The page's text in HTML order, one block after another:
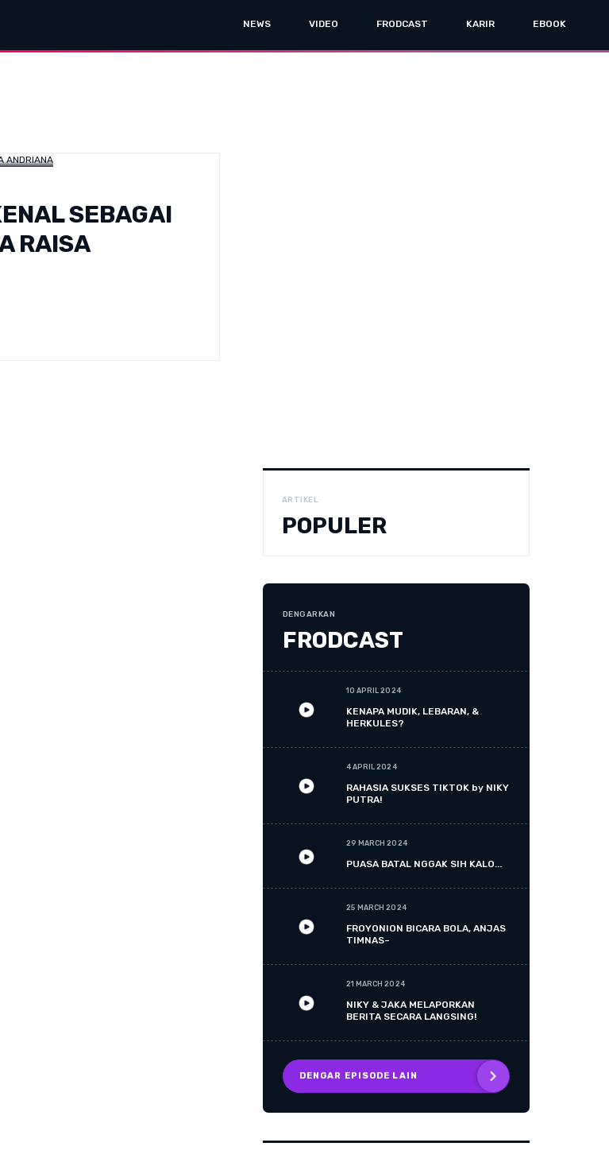
NEWS VIDEO FRODCAST KARIR EBOOK
SEBAGAI
RAISA
ARTIKEL
POPULER
DENGARKAN
FRODCAST
10 APRIL 2024
KENAPA MUDIK, LEBARAN, &
HERKULES?
4 APRIL 2024
RAHASIA SUKSES TIKTOK by NIKY
PUTRA!
29 MARCH 2024
PUASA BATAL NGGAK SIH KALO...
25 MARCH 2024
FROYONION BICARA BOLA, ANJAS
TIMNAS~
21 MARCH 2024
NIKY & JAKA MELAPORKAN
BERITA SECARA LANGSING!
DENGAR EPISODE LAIN